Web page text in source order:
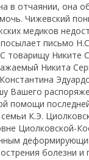
в отчаянии, она
Чижевский
медиков
письмо
товарищу Никите
Никита
Вашего
помощи
К.Э.
Циолковской-
болезни и